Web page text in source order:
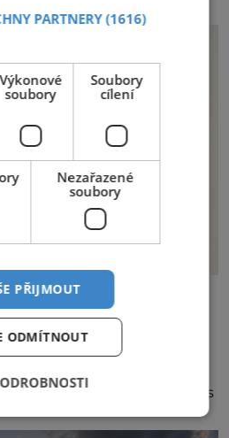
všechno vzdala?
má Dana Syslová (80)
jí oporou. Ale je to ještě
dnech čím dál častěji
mluví o svém odchodu. Dohnala ji snad samota? Půs
PARTNERY(1616)
Výkonové
soubory
Soubory
cílení
Nezařazené
soubory
PŘIJMOUT
ODMÍTNOUT